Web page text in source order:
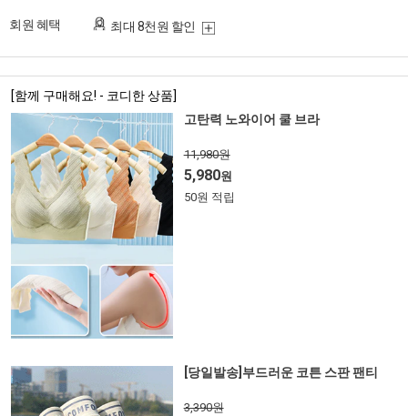
회원 혜택 최대 8천원 할인
[함께 구매해요! - 코디한 상품]
고탄력 노와이어 쿨 브라
11,980원
5,980원
50원 적립
[당일발송]부드러운 코튼 스판 팬티
3,390원